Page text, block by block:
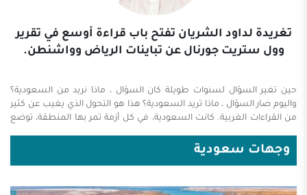
تغريدة لداود الشريان تفتح باب قراءة أوسع في تقرير
وول ستريت جورنال عن تباينات الرياض وواشنطن.
حين تغير السؤال لسنوات طويلة كان السؤال ، ماذا نريد من السعودية؟
واليوم صار السؤال ، ماذا تريد السعودية؟ هذا هو التحول الذي يغيب عن كثير
من القراءات الغربية. كانت السعودية، في كل أزمة تمر بها المنطقة، توضع
كثيرون يرون أن عليها مراعاة حسابات الآخرين قبل أن تعلن حساباتها، وأن
النظرة. فهو يقرأ الخلاف على أنه خروج على قاعدة قديمة، بينما الحقيقة أنه
وجهات سعودية